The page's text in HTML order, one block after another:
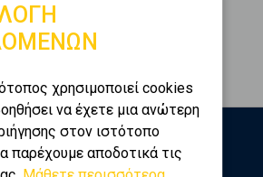
ΦΙΛΩΤΑΣ
χρησιμοποιεί cookies
να έχετε μια ανώτερη
στον ιστότοπο
παρέχουμε αποδοτικά τις